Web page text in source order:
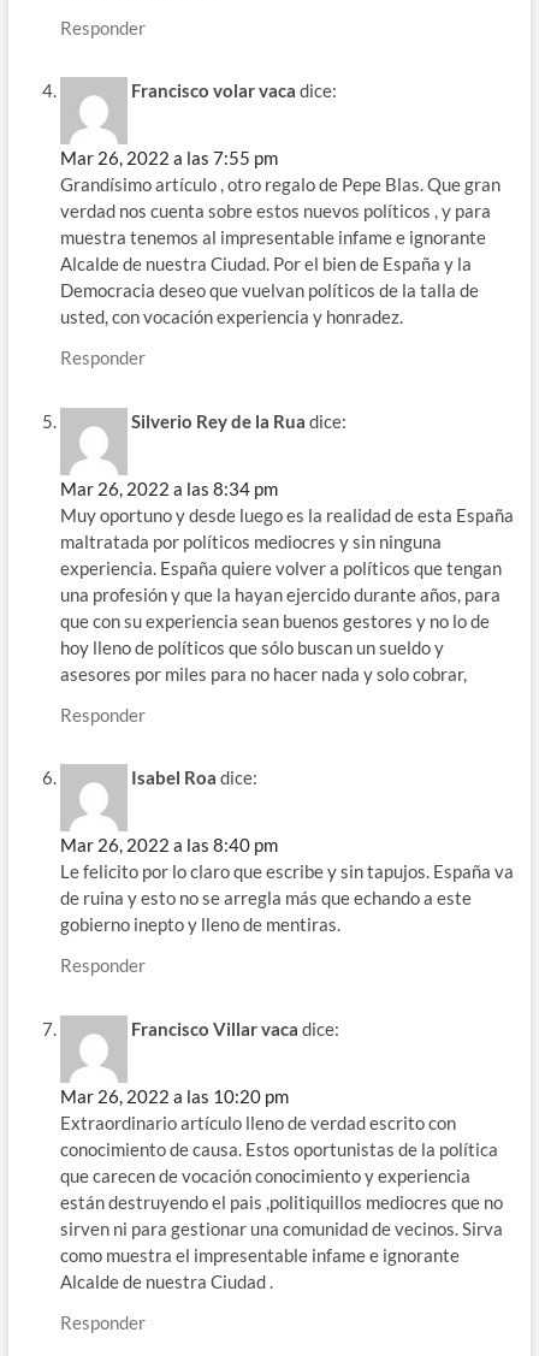
Responder
Francisco volar vaca dice:
Mar 26, 2022 a las 7:55 pm
Grandísimo artículo , otro regalo de Pepe Blas. Que gran
verdad nos cuenta sobre estos nuevos políticos , y para
muestra tenemos al impresentable infame e ignorante
Alcalde de nuestra Ciudad. Por el bien de España y la
Democracia deseo que vuelvan políticos de la talla de
usted, con vocación experiencia y honradez.
Responder
Silverio Rey de la Rua dice:
Mar 26, 2022 a las 8:34 pm
Muy oportuno y desde luego es la realidad de esta España
maltratada por políticos mediocres y sin ninguna
experiencia. España quiere volver a políticos que tengan
una profesión y que la hayan ejercido durante años, para
que con su experiencia sean buenos gestores y no lo de
hoy lleno de políticos que sólo buscan un sueldo y
asesores por miles para no hacer nada y solo cobrar,
Responder
Isabel Roa dice:
Mar 26, 2022 a las 8:40 pm
Le felicito por lo claro que escribe y sin tapujos. España va
de ruina y esto no se arregla más que echando a este
gobierno inepto y lleno de mentiras.
Responder
Francisco Villar vaca dice:
Mar 26, 2022 a las 10:20 pm
Extraordinario artículo lleno de verdad escrito con
conocimiento de causa. Estos oportunistas de la política
que carecen de vocación conocimiento y experiencia
están destruyendo el pais ,politiquillos mediocres que no
sirven ni para gestionar una comunidad de vecinos. Sirva
como muestra el impresentable infame e ignorante
Alcalde de nuestra Ciudad .
Responder